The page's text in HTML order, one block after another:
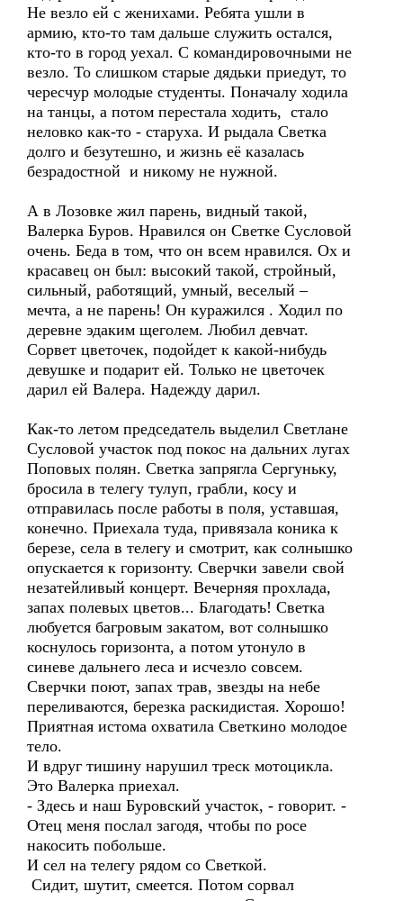
Не везло ей с женихами. Ребята ушли в
армию, кто-то там дальше служить остался,
кто-то в город уехал. С командировочными не
везло. То слишком старые дядьки приедут, то
чересчур молодые студенты. Поначалу ходила
на танцы, а потом перестала ходить, стало
неловко как-то - старуха. И рыдала Светка
долго и безутешно, и жизнь её казалась
безрадостной и никому не нужной.
А в Лозовке жил парень, видный такой,
Валерка Буров. Нравился он Светке Сусловой
очень. Беда в том, что он всем нравился. Ох и
красавец он был: высокий такой, стройный,
сильный, работящий, умный, веселый –
мечта, а не парень! Он куражился . Ходил по
деревне эдаким щеголем. Любил девчат.
Сорвет цветочек, подойдет к какой-нибудь
девушке и подарит ей. Только не цветочек
дарил ей Валера. Надежду дарил.
Как-то летом председатель выделил Светлане
Сусловой участок под покос на дальних лугах
Поповых полян. Светка запрягла Сергуньку,
бросила в телегу тулуп, грабли, косу и
отправилась после работы в поля, уставшая,
конечно. Приехала туда, привязала коника к
березе, села в телегу и смотрит, как солнышко
опускается к горизонту. Сверчки завели свой
незатейливый концерт. Вечерняя прохлада,
запах полевых цветов... Благодать! Светка
любуется багровым закатом, вот солнышко
коснулось горизонта, а потом утонуло в
синеве дальнего леса и исчезло совсем.
Сверчки поют, запах трав, звезды на небе
переливаются, березка раскидистая. Хорошо!
Приятная истома охватила Светкино молодое
тело.
И вдруг тишину нарушил треск мотоцикла.
Это Валерка приехал.
- Здесь и наш Буровский участок, - говорит. -
Отец меня послал загодя, чтобы по росе
накосить побольше.
И сел на телегу рядом со Светкой.
Сидит, шутит, смеется. Потом сорвал